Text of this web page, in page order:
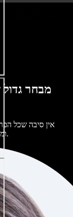
מבחר גדול
אין סיבה שכל
ומבטאים של בינה מלאכותית והתאימו אותם אליכם.